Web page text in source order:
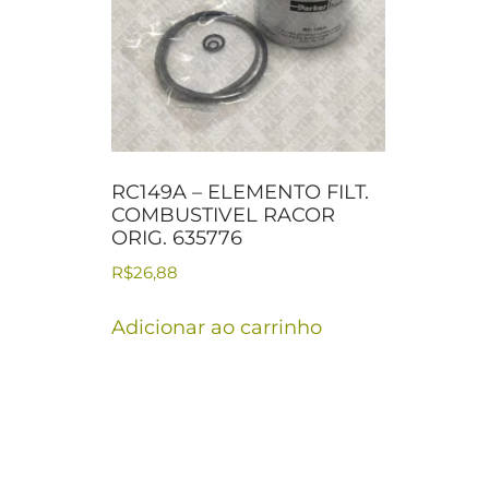
RC149A – ELEMENTO FILT.
COMBUSTIVEL RACOR
ORIG. 635776
R$26,88
Adicionar ao carrinho